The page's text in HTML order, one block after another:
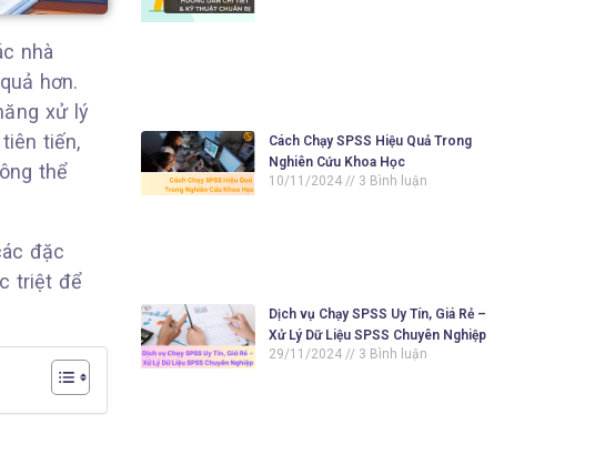
nhà
hơn.
xử lý
tiến,
thể
đặc
triệt để
Cách Chạy SPSS Hiệu Quả Trong
Nghiên Cứu Khoa Học
10/11/2024
3 Bình luận
Dịch vụ Chạy SPSS Uy Tín, Giá Rẻ –
Xử Lý Dữ Liệu SPSS Chuyên Nghiệp
29/11/2024
3 Bình luận